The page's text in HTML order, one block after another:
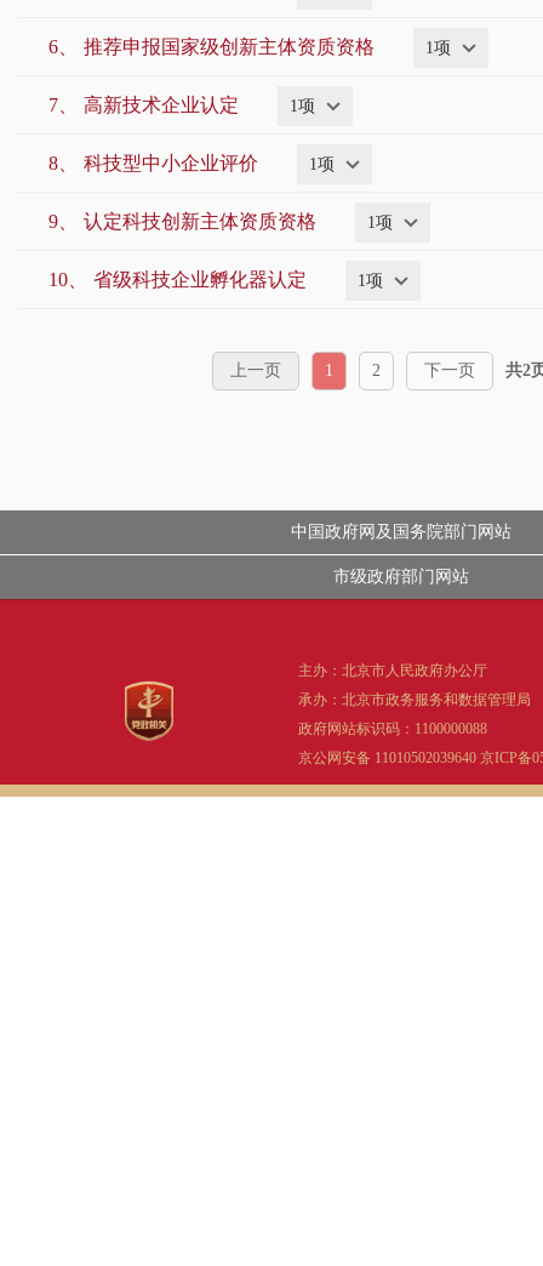
中华人民共和国北京出入境边防检查总站
6、 推荐申报国家级创新主体资质资格 1项
7、 高新技术企业认定 1项
8、 科技型中小企业评价 1项
9、 认定科技创新主体资质资格 1项
10、 省级科技企业孵化器认定 1项
上一页 1 2 下一页 共2
中国政府网及国务院部门网站
市级政府部门网站
主办：北京市人民政府办公厅
承办：北京市政务服务和数据管理局
政府网站标识码：1100000088
京公网安备 11010502039640 京ICP备